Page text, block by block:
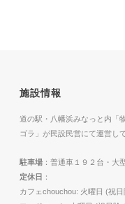
施設情報
道の駅・八幡浜みなっと内「
ゴラ」が民設民営にて運営し
駐車場 ：普通車１９２台・大
定休日 ：
カフェchouchou: 火曜日 (祝日